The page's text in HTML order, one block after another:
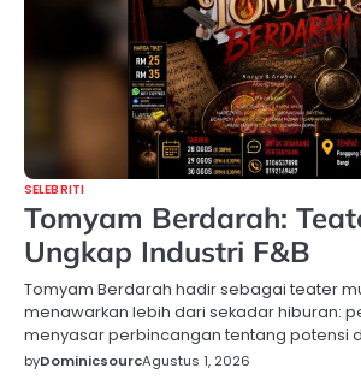
SELEBRITI
Tomyam Berdarah:
Ungkap Industri F&B
Tomyam Berdarah hadir sebagai teater
menawarkan lebih dari sekadar hiburan:
menyasar perbincangan tentang potensi
byDominicsourcAgustus 1, 2026